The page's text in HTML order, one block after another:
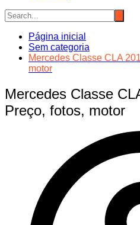
Página inicial
Sem categoria
Mercedes Classe CLA
motor
Mercedes Classe
Preço, fotos, motor